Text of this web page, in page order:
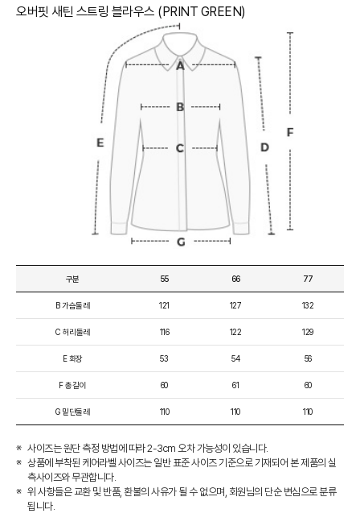
오버핏 새틴 스트링 블라우스 (PRINT GREEN)
구분
B 가슴둘레
C 허리둘레
E 화장
F 총길이
G 밑단둘레
55
121
116
53
60
110
66
127
122
54
61
110
77
132
129
56
60
110
사이즈는 원단 측정 방법에 따라 2-3cm 오차 가능성이 있습니다.
상품에 부착된 케어라벨 사이즈는 일반 표준 사이즈 기준으로 기재되어 본 제품의 실
측사이즈와 무관합니다.
위 사항들은 교환 및 반품, 환불의 사유가 될 수 없으며, 회원님의 단순 변심으로 분류
됩니다.